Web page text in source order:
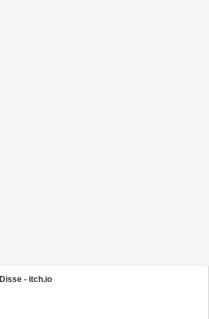
Disse - itch.io